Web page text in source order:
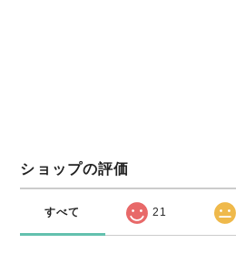
ショップの評価
すべて 21